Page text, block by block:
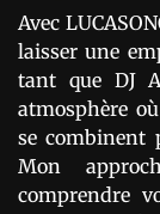
Avec
laisser une
tant que DJ
atmosphère
se combinent
Mon
comprendre